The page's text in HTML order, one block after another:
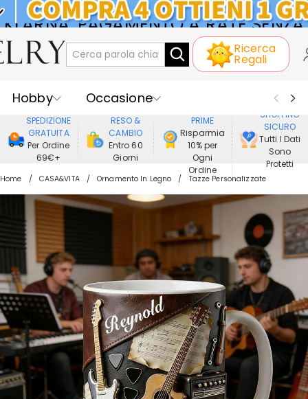
KLARNA: PAGAMENTO A RATE SENZA
INTERESSI
Ricerca
Regali
Hobby
Occasione
Ricevente
Best Seller
Nuovi
Gioielli
Casa&Vita
Abbigliamento
SPEDIZIONE
GRATUITA
Per Ordine
69€+
RESO &
CAMBIO
Entro 60
Giorni
PRIME
Risparmia
10% per
Ogni
Ordine
SHOPPING
SICURO
Tutti I Dati
Sono
Protetti
Home CASA&VITA Ornamento In Legno Tazze Personalizzate